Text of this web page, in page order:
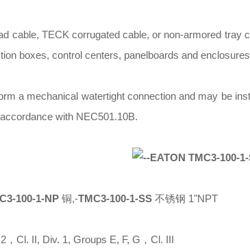
cable, TECK corrugated cable, or non-armored
boxes, control centers, panelboards and
a mechanical watertight connection and may be
with NEC501.10B.
100-1-NP 铜,-TMC3-100-1-SS 不锈钢 1"NPT
，Cl. II, Div. 1, Groups E, F, G，Cl. III